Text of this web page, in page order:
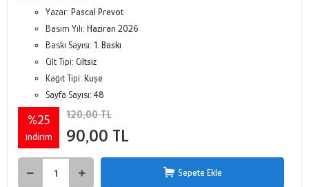
Yazar: Pascal Prevot
Basım Yılı: Haziran 2026
Baskı Sayısı: 1. Baskı
Cilt Tipi: Ciltsiz
Kağıt Tipi: Kuşe
Sayfa Sayısı:48
%25
indirim
120,00 TL
90,00 TL
Sepete Ekle